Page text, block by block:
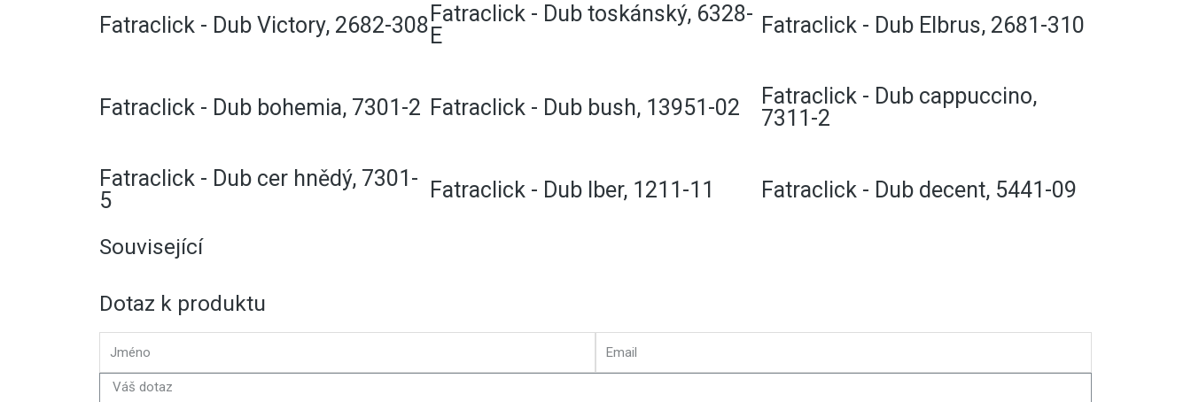
Fatraclick - Dub Victory, 2682-308 Fatraclick - Dub toskánský, 6328-
E
Fatraclick - Dub Elbrus, 2681-310
Fatraclick - Dub bohemia, 7301-2 Fatraclick - Dub bush, 13951-02
Fatraclick - Dub cappuccino,
7311-2
Fatraclick - Dub cer hnědý, 7301-
5
Fatraclick - Dub Iber, 1211-11 Fatraclick - Dub decent, 5441-09
Související
Dotaz k produktu